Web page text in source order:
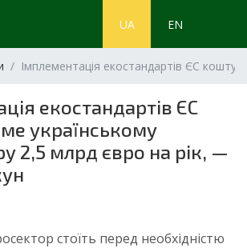
UA EN
Імплементація екостандартів ЄС
екостандартів ЄС
українському
2,5 млрд євро на рік, —
стоїть перед необхідністю